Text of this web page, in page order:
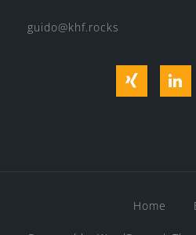
guido@khf.rocks
Xing
Home